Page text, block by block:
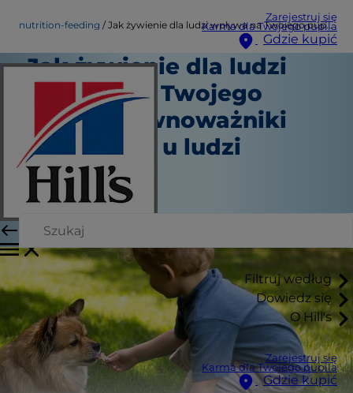
Zarejestruj się
Karma dla Twojego pupila
Gdzie kupić
Filtruj według
Dowiedz się
O Hill's
Zarejestruj się
Karma dla Twojego pupila
Gdzie kupić
nutrition-feeding Jak żywienie dla ludzi wpływa na Twojego pupila: Równoważniki kaloryczne u ludzi
Jak żywienie dla ludzi
wpływa na Twojego
pupila: Równoważniki
kaloryczne u ludzi
Żywienie
Autor sztabowy
|
Wrzesień 01, 2015